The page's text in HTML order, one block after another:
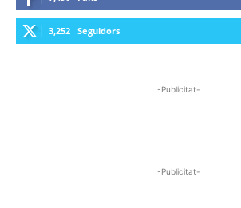
3,252 Seguidors
-Publicitat-
-Publicitat-